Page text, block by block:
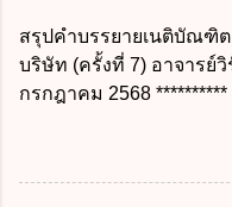
15 การล
เกินกำหน
ออกจากรา
ข้อมูลส่วน
เรียน ค. อุ
สำคัญของ
ลบข้อมูล
ส่วนบุคคล
สรุปคำบรรยายเนติบัณฑิ
บริษัท (ครั้งที่ 7) อาจารย์
กรกฎาคม 2568
คนใดคนหนึ่งได้จัดทำไป
ของห้างหุ้นส่วน ม.1050